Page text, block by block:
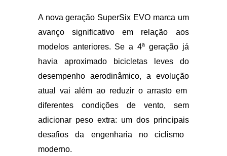
A nova geração SuperSix EVOmarca um
avanço significativoem relação aos
modelosanteriores. Se a 4ª geração já
haviaaproximado bicicletas levesdo
desempenho aerodinâmico, aevolução
atual vai além aoreduzir o arrasto em
diferentes condições de vento,sem
adicionar peso extra: um dos principais
desafios da